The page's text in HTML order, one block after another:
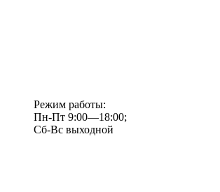
Режим работы:
Пн-Пт 9:00—18:00;
Сб-Вс выходной